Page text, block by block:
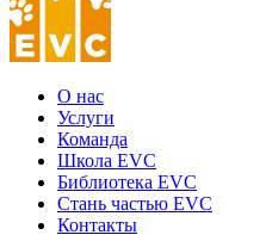
О нас
Услуги
Команда
Школа EVC
Библиотека EVC
Стань частью EVC
Контакты